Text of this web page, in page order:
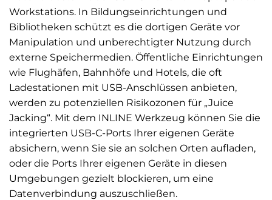
Workstations. In Bildungseinrichtungen und
Bibliotheken schützt es die dortigen Geräte vor
Manipulation und unberechtigter Nutzung durch
externe Speichermedien. Öffentliche Einrichtungen
wie Flughäfen, Bahnhöfe und Hotels, die oft
Ladestationen mit USB-Anschlüssen anbieten,
werden zu potenziellen Risikozonen für „Juice
Jacking“. Mit dem INLINE Werkzeug können Sie die
integrierten USB-C-Ports Ihrer eigenen Geräte
absichern, wenn Sie sie an solchen Orten aufladen,
oder die Ports Ihrer eigenen Geräte in diesen
Umgebungen gezielt blockieren, um eine
Datenverbindung auszuschließen.